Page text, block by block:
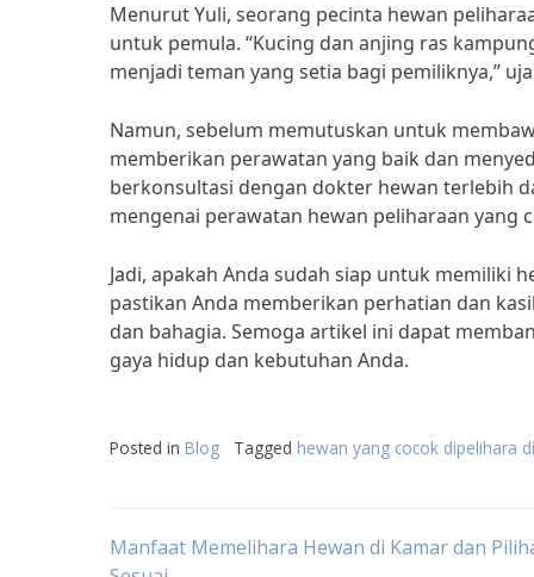
Menurut Yuli, seorang pecinta hewan
untuk pemula. “Kucing dan anjing ras
menjadi teman yang setia bagi pemiliknya,”
Namun, sebelum memutuskan untuk
memberikan perawatan yang baik dan
berkonsultasi dengan dokter hewan terlebih
mengenai perawatan hewan peliharaan yang
Jadi, apakah Anda sudah siap untuk memiliki
pastikan Anda memberikan perhatian dan
dan bahagia. Semoga artikel ini dapat
gaya hidup dan kebutuhan Anda.
Posted in Blog Tagged hewan yang cocok dipelihara
Post
Manfaat Memelihara Hewan di Kamar dan